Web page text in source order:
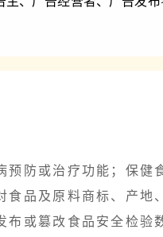
防或治疗功能；保
品及原料商标、产地
或篡改食品安全检验